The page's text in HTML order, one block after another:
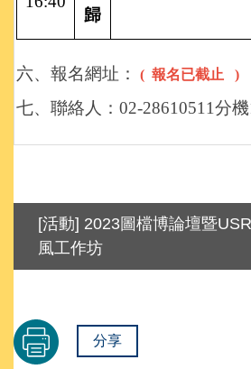
歸
六、報名網址： ( 報名已截止 )
七、聯絡人：02-28610511分
[活動] 2023圖檔博論壇暨
風工作坊
分享